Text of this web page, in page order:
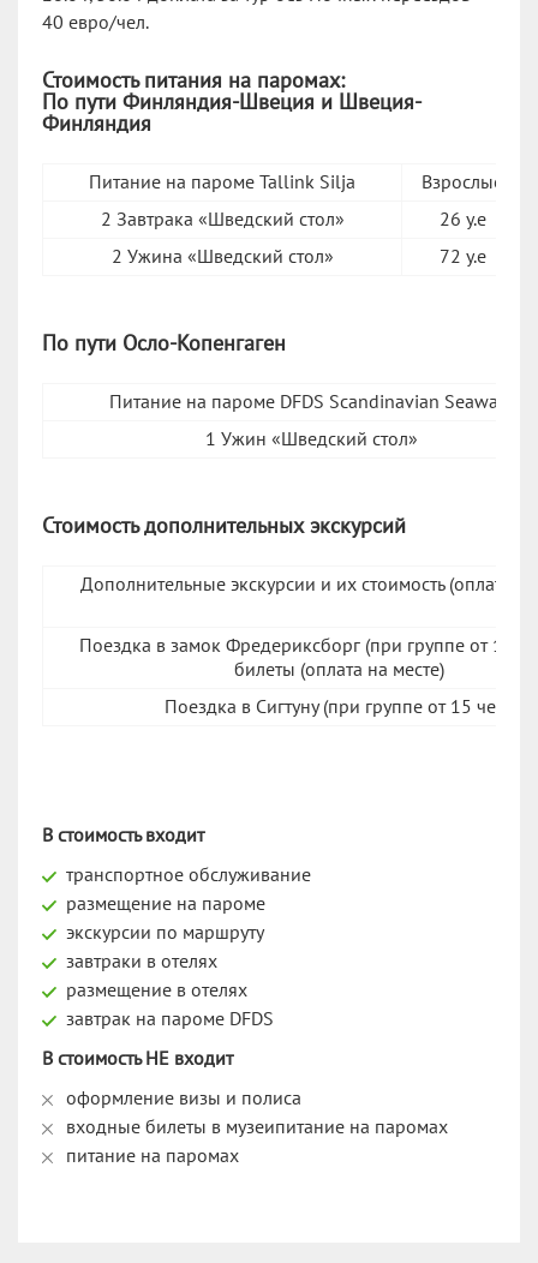
40 евро/чел.
Стоимость питания на паромах:
По пути Финляндия-Швеция и Швеция-
Финляндия
Питание на пароме Tallink Silja
Взрослые
2 Завтрака «Шведский стол»
26 у.е
2 Ужина «Шведский стол»
72 у.е
По пути Осло-Копенгаген
Питание на пароме DFDS Scandinavian Seaways
1 Ужин «Шведский стол»
Стоимость дополнительных экскурсий
Дополнительные экскурсии и их стоимость (оплата
Поездка в замок Фредериксборг (при группе от 15
билеты (оплата на месте)
Поездка в Сигтуну (при группе от 15 чел.)
В стоимость входит
транспортное обслуживание
размещение на пароме
экскурсии по маршруту
завтраки в отелях
размещение в отелях
завтрак на пароме DFDS
В стоимость НЕ входит
оформление визы и полиса
входные билеты в музеипитание на паромах
питание на паромах